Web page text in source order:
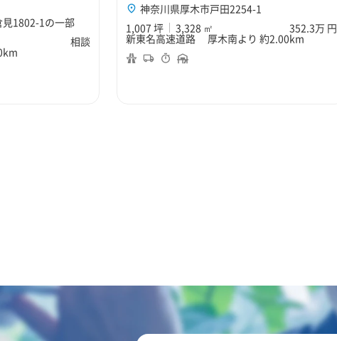
1802-1の一部
相談
神奈川県厚木市戸田2254-1
1,007 坪
3,328 ㎡ 352.3万 円
新東名高速道路 厚木南より 約2.00km